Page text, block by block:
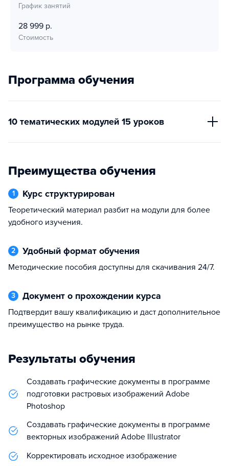
График занятий
28 999 р.
Стоимость
Программа обучения
10 тематических модулей 15 уроков
Преимущества обучения
1 Курс структурирован
теоретический материал разбит на модули для более
удобного изучения.
2 Удобный формат обучения
методические пособия доступны для скачивания 24/7.
3 Документ о прохождении курса
подтвердит вашу квалификацию и даст дополнительное
преимущество на рынке труда.
Результаты обучения
Создавать графические документы в программе
подготовки растровых изображений Adobe
Photoshop
Создавать графические документы в программе
векторных изображений Adobe Illustrator
Корректировать исходное изображение